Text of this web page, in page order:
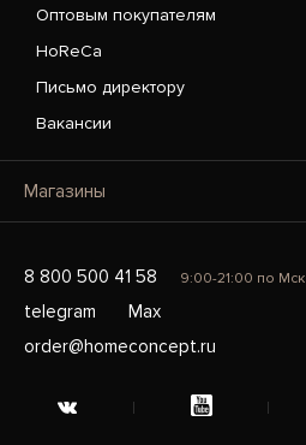
Оптовым покупателям
HoReCa
Письмо директору
Вакансии
Магазины
8 800 500 41 58 9:00-21:00 по Мск
telegram
Max
order@homeconcept.ru